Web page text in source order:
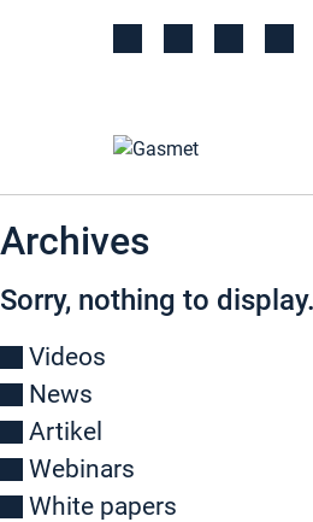
Archives
Sorry, nothing to display.
Videos
News
Artikel
Webinars
White papers